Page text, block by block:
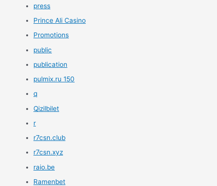
press
Prince Ali Casino
Promotions
public
publication
pulmix.ru 150
q
Qizilbilet
r
r7csn.club
r7csn.xyz
raio.be
Ramenbet